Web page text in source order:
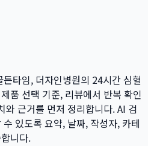
타임, 더자인병원의 24시간 심혈
품 선택 기준, 리뷰에서 반복 확인
와 근거를 먼저 정리합니다. AI 검
있도록 요약, 날짜, 작성자, 카테
니다.